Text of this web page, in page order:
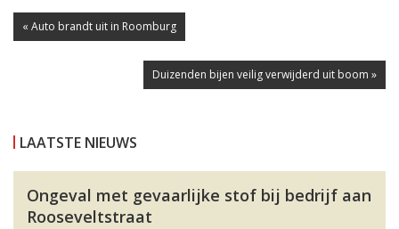
« Auto brandt uit in Roomburg
Duizenden bijen veilig verwijderd uit boom »
LAATSTE NIEUWS
Ongeval met gevaarlijke stof bij bedrijf aan
Rooseveltstraat